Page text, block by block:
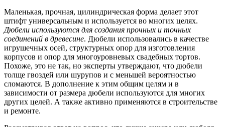
Маленькая, прочная, цилиндрическая форма делает этот
штифт универсальным и используется во многих целях.
Дюбели используются для создания прочных и точных
соединений в древесине. Дюбели использовались в качестве
игрушечных осей, структурных опор для изготовления
корпусов и опор для многоуровневых свадебных тортов.
Похоже, это не так, но эксперты утверждают, что дюбели
толще гвоздей или шурупов и с меньшей вероятностью
сломаются. В дополнение к этим общим целям и в
зависимости от размера дюбели используются для многих
других целей. А также активно применяются в строительстве
и ремонте.